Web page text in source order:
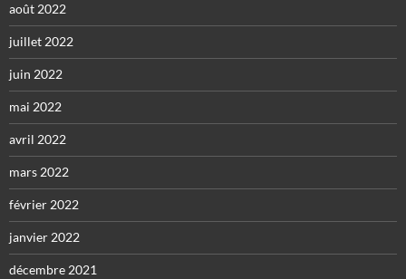
août 2022
juillet 2022
juin 2022
mai 2022
avril 2022
mars 2022
février 2022
janvier 2022
décembre 2021